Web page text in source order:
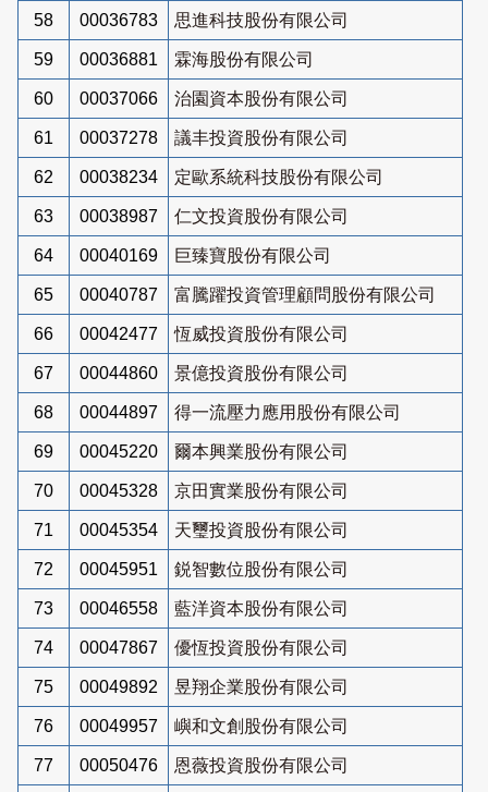
58 00036783 思進科技股份有限公司
59 00036881 霖海股份有限公司
60 00037066 治園資本股份有限公司
61 00037278 議丰投資股份有限公司
62 00038234 定歐系統科技股份有限公司
63 00038987 仁文投資股份有限公司
64 00040169 巨臻寶股份有限公司
65 00040787 富騰躍投資管理顧問股份有限公司
66 00042477 恆威投資股份有限公司
67 00044860 景億投資股份有限公司
68 00044897 得一流壓力應用股份有限公司
69 00045220 爾本興業股份有限公司
70 00045328 京田實業股份有限公司
71 00045354 天璽投資股份有限公司
72 00045951 鋭智數位股份有限公司
73 00046558 藍洋資本股份有限公司
74 00047867 優恆投資股份有限公司
75 00049892 昱翔企業股份有限公司
76 00049957 嶼和文創股份有限公司
77 00050476 恩薇投資股份有限公司